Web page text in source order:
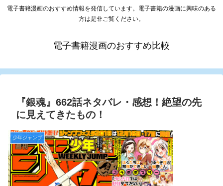
電子書籍漫画のおすすめ情報を発信しています。電子書籍の漫画に興味のある
方は是非ご覧ください。
電子書籍漫画のおすすめ比較
『銀魂』662話ネタバレ・感想！絶望の先
に見えてきたもの！
少年ジャンプ